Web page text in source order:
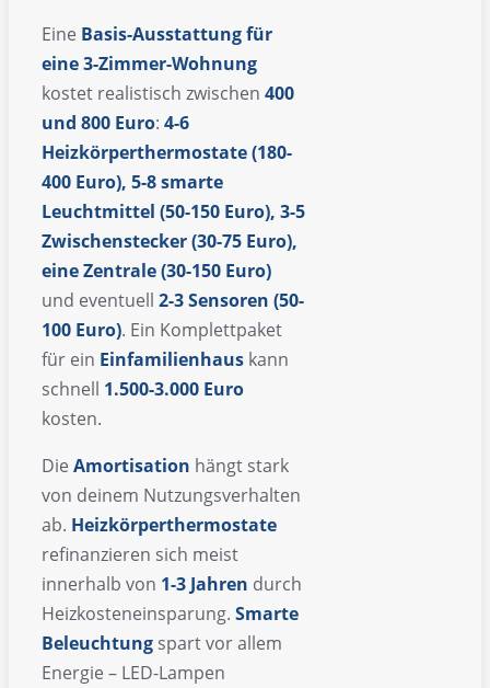
Eine Basis-Ausstattung für
eine 3-Zimmer-Wohnung
kostet realistisch zwischen 400
und 800 Euro: 4-6
Heizkörperthermostate (180-
400 Euro), 5-8 smarte
Leuchtmittel (50-150 Euro), 3-5
Zwischenstecker (30-75 Euro),
eine Zentrale (30-150 Euro)
und eventuell 2-3 Sensoren (50-
100 Euro). Ein Komplettpaket
für ein Einfamilienhaus kann
schnell 1.500-3.000 Euro
kosten.
Die Amortisation hängt stark
von deinem Nutzungsverhalten
ab. Heizkörperthermostate
refinanzieren sich meist
innerhalb von 1-3 Jahren durch
Heizkosteneinsparung. Smarte
Beleuchtung spart vor allem
Energie – LED-Lampen